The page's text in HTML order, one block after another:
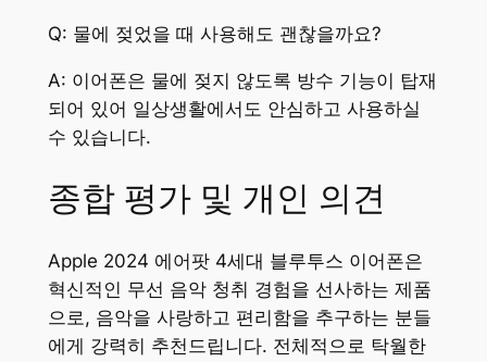
Q: 물에 젖었을 때 사용해도 괜찮을까요?
A: 이어폰은 물에 젖지 않도록 방수 기능이 탑재
되어 있어 일상생활에서도 안심하고 사용하실
수 있습니다.
종합 평가 및 개인 의견
Apple 2024 에어팟 4세대 블루투스 이어폰은
혁신적인 무선 음악 청취 경험을 선사하는 제품
으로, 음악을 사랑하고 편리함을 추구하는 분들
에게 강력히 추천드립니다. 전체적으로 탁월한